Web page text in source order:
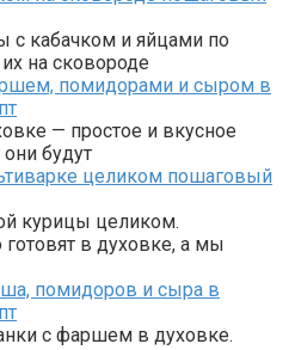
с кабачком и яйцами по
на сковороде
помидорами и сыром в
— простое и вкусное
будут
целиком пошаговый
курицы целиком.
в духовке, а мы
помидоров и сыра в
с фаршем в духовке.